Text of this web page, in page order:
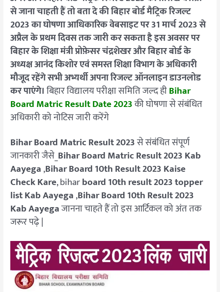
से जाना चाहती हैं तो बता दे की बिहार बोर्ड मैट्रिक रिजल्ट
2023 का घोषणा आधिकारिक वेबसाइट पर 31 मार्च 2023 से
अप्रैल के प्रथम दिवस तक जारी कर सकता है इस अवसर पर
बिहार के शिक्षा मंत्री प्रोफ़ेसर चंद्रशेखर और बिहार बोर्ड के
अध्यक्ष आनंद किशोर एवं समस्त शिक्षा विभाग के अधिकारी
मौजूद रहेंगेसभी अभ्यर्थी अपना रिजल्ट ऑनलाइन डाउनलोड
कर पाएंगे।बिहार विद्यालय परीक्षा समिति जल्द हीBihar
Board Matric Result Date 2023की घोषणा से संबंधित
अधिकारी को नोटिस जारी करेंगे
Bihar Board Matric Result 2023से संबंधित संपूर्ण
जानकारी जैसे_ Bihar Board Matric Result 2023 Kab
Aayega,Bihar Board 10th Result 2023 Kaise
Check Kare, biharboard 10th result 2023 topper
list Kab Aayega,Bihar Board 10th Result 2023
Kab Aayegaजानना चाहते हैं तो इस आर्टिकल को अंत तक
जरूर पढ़े |